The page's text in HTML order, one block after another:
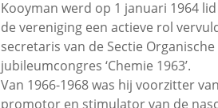
Kooyman werd op 1 januari 1964
de vereniging een actieve rol
secretaris van de Sectie
jubileumcongres ‘Chemie 1963’.
Van 1966-1968 was hij voorzitter
promotor en stimulator van de